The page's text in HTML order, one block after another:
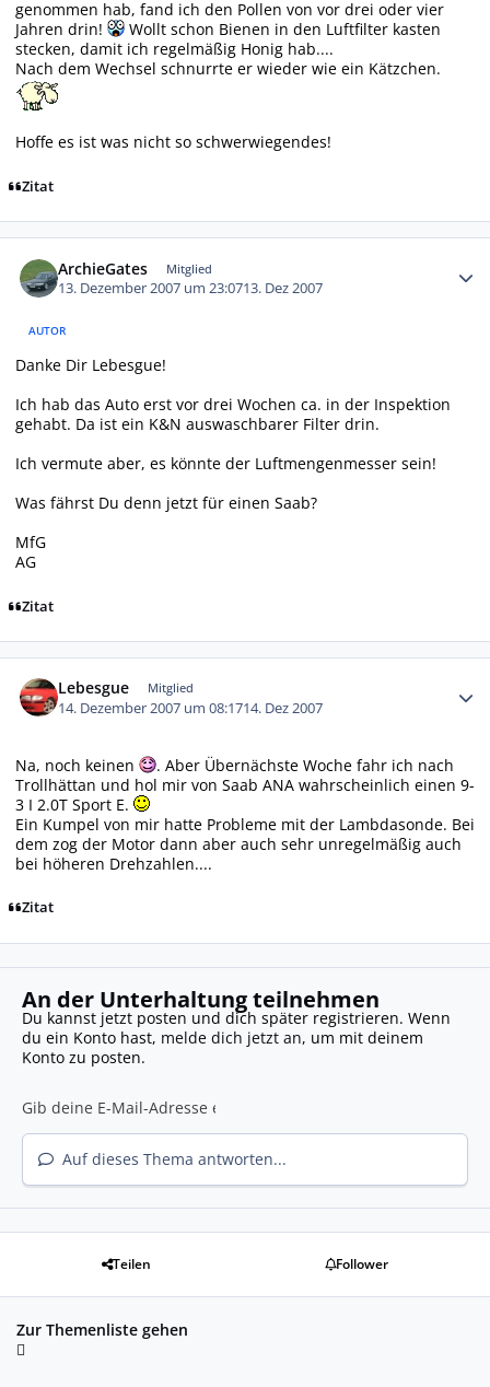
genommen hab, fand ich den Pollen von vor drei oder vier
Jahren drin!
Wollt schon Bienen in den Luftfilter kasten
stecken, damit ich regelmäßig Honig hab....
Nach dem Wechsel schnurrte er wieder wie ein Kätzchen.
Hoffe es ist was nicht so schwerwiegendes!
Zitat
ArchieGates Mitglied
13. Dezember 2007 um 23:0713. Dez 2007
AUTOR
Danke Dir Lebesgue!
Ich hab das Auto erst vor drei Wochen ca. in der Inspektion
gehabt. Da ist ein K&N auswaschbarer Filter drin.
Ich vermute aber, es könnte der Luftmengenmesser sein!
Was fährst Du denn jetzt für einen Saab?
MfG
AG
Zitat
Lebesgue Mitglied
14. Dezember 2007 um 08:1714. Dez 2007
Na, noch keinen
. Aber Übernächste Woche fahr ich nach
Trollhättan und hol mir von Saab ANA wahrscheinlich einen 9-
3 I 2.0T Sport E.
Ein Kumpel von mir hatte Probleme mit der Lambdasonde. Bei
dem zog der Motor dann aber auch sehr unregelmäßig auch
bei höheren Drehzahlen....
Zitat
An der Unterhaltung teilnehmen
Du kannst jetzt posten und dich später registrieren. Wenn
du ein Konto hast, melde dich jetzt an, um mit deinem
Konto zu posten.
Auf dieses Thema antworten...
Teilen Follower
Zur Themenliste gehen